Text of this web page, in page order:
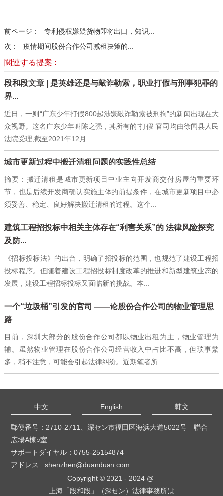
前ページ：
专利侵权嫌疑货物即将出口，知识...
次：
疫情期间股份合作公司减租决策的...
関連する提案 :
段和段文章 | 是英雄还是与敲诈勒索，职业打假与刑事犯罪的
界...
近日，一则“广东少年打假800起涉嫌敲诈勒索被刑拘”的新闻出现在大
众视野。这名广东少年叫陈之强，其所有的“打假”官司均由徐闻县人民
法院受理,截至2021年12月...
城市更新过程中搬迁清租问题的实践性总结
摘要：搬迁清租是城市更新项目中业主向开发商交付房屋的重要环
节，也是后续开发商确认实施主体的前提条件，在城市更新项目中必
须妥善、稳定、良好解决搬迁清租的过程。这个...
建筑工程招投标中相关主体存在“利害关系”的 法律风险探究
及防...
《招标投标法》的出台，明确了招投标的范围，也规范了建设工程招
投标程序。但随着建设工程招投标制度改革的推进和新型建筑业态的
发展，建设工程招标投标又面临新的挑战。本...
一个“垃圾桶”引发的官司 ——论股份合作公司的物业管理思
路
目前，深圳大部分的股份合作公司都以物业出租为主，物业管理为
辅。虽然物业管理在股份合作公司经营收入中占比不高，但琐事繁
多，稍不注意，可能会引起法律纠纷。近期笔者所...
中文 English 韩文
郵便番号：2710-2711、深セン市福田区海浜大道5022号 聯合
広場A棟○室
サポートダイヤル：0755-25154874
アドレス : shenzhen@duanduan.com
Copyright © 2021 - 2024 @
上海「段和段」（深セン）法律事務所は